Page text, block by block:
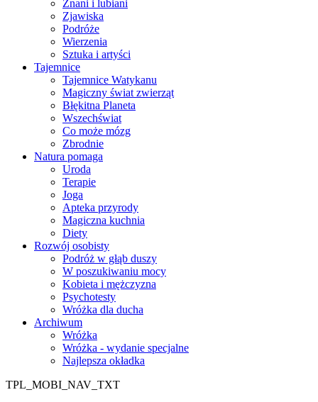
Znani i lubiani
Zjawiska
Podróże
Wierzenia
Sztuka i artyści
Tajemnice
Tajemnice Watykanu
Magiczny świat zwierząt
Błękitna Planeta
Wszechświat
Co może mózg
Zbrodnie
Natura pomaga
Uroda
Terapie
Joga
Apteka przyrody
Magiczna kuchnia
Diety
Rozwój osobisty
Podróż w głąb duszy
W poszukiwaniu mocy
Kobieta i mężczyzna
Psychotesty
Wróżka dla ducha
Archiwum
Wróżka
Wróżka - wydanie specjalne
Najlepsza okładka
TPL_MOBI_NAV_TXT